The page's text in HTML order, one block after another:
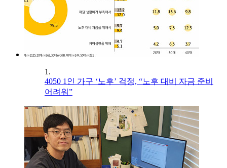
1.
4050 1인 가구 ‘노후’ 걱정, “노후 대비 자금 준비
어려워”